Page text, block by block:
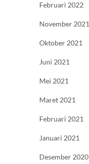
Februari 2022
November 2021
Oktober 2021
Juni 2021
Mei 2021
Maret 2021
Februari 2021
Januari 2021
Desember 2020